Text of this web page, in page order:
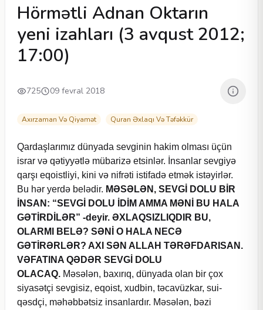
Hörmətli Adnan Oktarın
yeni izahları (3 avqust 2012;
17:00)
725 09 fevral 2018
Axırzaman Və Qiyamət Quran Əxlaqı Və Təfəkkür
Qardaşlarımız dünyada sevginin hakim olması üçün
israr və qətiyyətlə mübarizə etsinlər. İnsanlar sevgiyə
qarşı eqoistliyi, kini və nifrəti istifadə etmək istəyirlər.
Bu hər yerdə belədir. MƏSƏLƏN, SEVGİ DOLU BİR
İNSAN: “SEVGİ DOLU İDİM AMMA MƏNİ BU HALA
GƏTİRDİLƏR” -deyir. ƏXLAQSIZLIQDIR BU,
OLARMI BELƏ? SƏNİ O HALA NECƏ
GƏTİRƏRLƏR? AXI SƏN ALLAH TƏRƏFDARISAN.
VƏFATINA QƏDƏR SEVGİ DOLU
OLACAQ. Məsələn, baxırıq, dünyada olan bir çox
siyasətçi sevgisiz, eqoist, xudbin, təcavüzkar, sui-
qəsdçi, məhəbbətsiz insanlardır. Məsələn, bəzi